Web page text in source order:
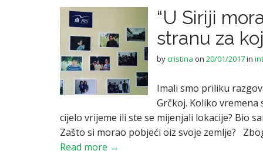
“U Siriji
stranu za
bycristina on 20/01/2017in
Imali smo priliku
Grčkoj. Koliko vremena
cijelo vrijeme ili ste se mijenjali lokacije? Bio
Zašto si morao pobjeći oiz svoje zemlje?
Read more →